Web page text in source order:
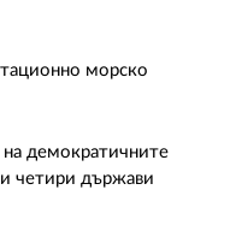
морско
на демократичните
четири държави